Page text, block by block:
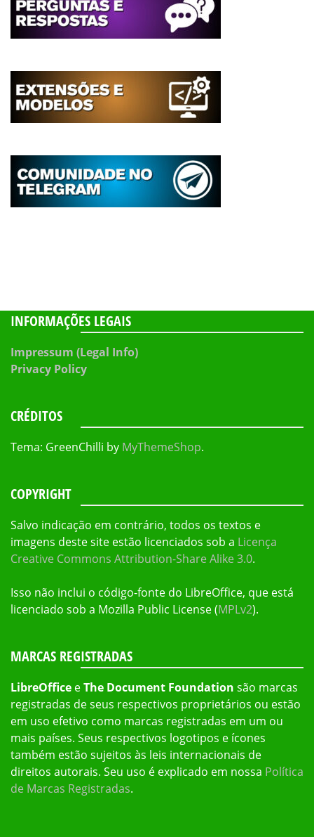
INFORMAÇÕES LEGAIS
Impressum (Legal Info)
Privacy Policy
CRÉDITOS
Tema: GreenChilli by MyThemeShop.
COPYRIGHT
Salvo indicação em contrário, todos os textos e
imagens deste site estão licenciados sob a Licença
Creative Commons Attribution-Share Alike 3.0.
Isso não inclui o código-fonte do LibreOffice, que está
licenciado sob a Mozilla Public License (MPLv2).
MARCAS REGISTRADAS
LibreOffice eThe Document Foundation são marcas
registradas de seus respectivos proprietários ou estão
em uso efetivo como marcas registradas em um ou
mais países. Seus respectivos logotipos e ícones
também estão sujeitos às leis internacionais de
direitos autorais. Seu uso é explicado em nossa Política
de Marcas Registradas.